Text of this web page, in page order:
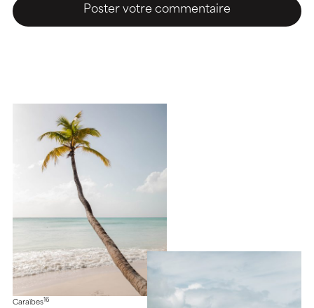
Caraïbes 16